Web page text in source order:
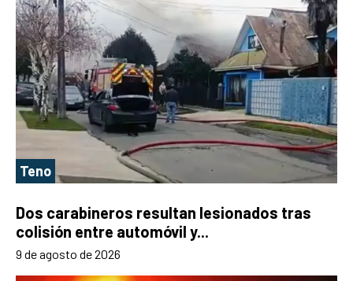
Teno
Dos carabineros resultan lesionados tras
colisión entre automóvil y...
9 de agosto de 2026